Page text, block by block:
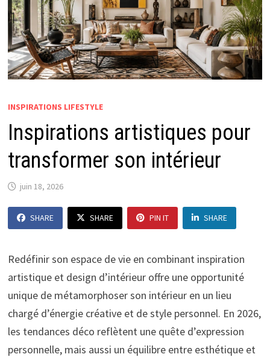
INSPIRATIONS LIFESTYLE
Inspirations artistiques pour
transformer son intérieur
juin 18, 2026
SHARE SHARE PIN IT SHARE
Redéfinir son espace de vie en combinant inspiration
artistique et design d’intérieur offre une opportunité
unique de métamorphoser son intérieur en un lieu
chargé d’énergie créative et de style personnel. En 2026,
les tendances déco reflètent une quête d’expression
personnelle, mais aussi un équilibre entre esthétique et